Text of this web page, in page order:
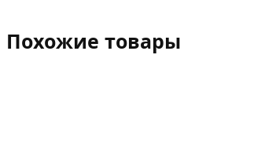
Похожие товары